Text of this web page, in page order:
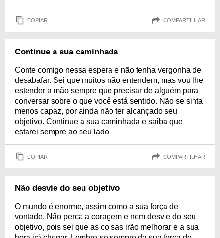
COPIAR COMPARTILHAR
Continue a sua caminhada
Conte comigo nessa espera e não tenha vergonha de
desabafar. Sei que muitos não entendem, mas vou lhe
estender a mão sempre que precisar de alguém para
conversar sobre o que você está sentido. Não se sinta
menos capaz, por ainda não ter alcançado seu
objetivo. Continue a sua caminhada e saiba que
estarei sempre ao seu lado.
COPIAR COMPARTILHAR
Não desvie do seu objetivo
O mundo é enorme, assim como a sua força de
vontade. Não perca a coragem e nem desvie do seu
objetivo, pois sei que as coisas irão melhorar e a sua